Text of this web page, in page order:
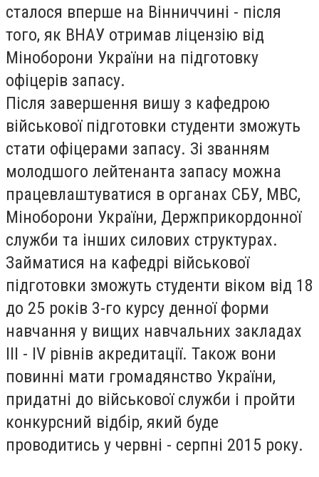
сталося вперше на Вінниччині - після
того, як ВНАУ отримав ліцензію від
Міноборони України на підготовку
офіцерів запасу.
Після завершення вишу з кафедрою
військової підготовки студенти зможуть
стати офіцерами запасу. Зі званням
молодшого лейтенанта запасу можна
працевлаштуватися в органах СБУ, МВС,
Міноборони України, Держприкордонної
служби та інших силових структурах.
Займатися на кафедрі військової
підготовки зможуть студенти віком від 18
до 25 років 3-го курсу денної форми
навчання у вищих навчальних закладах
ІІІ - IV рівнів акредитації. Також вони
повинні мати громадянство України,
придатні до військової служби і пройти
конкурсний відбір, який буде
проводитись у червні - серпні 2015 року.